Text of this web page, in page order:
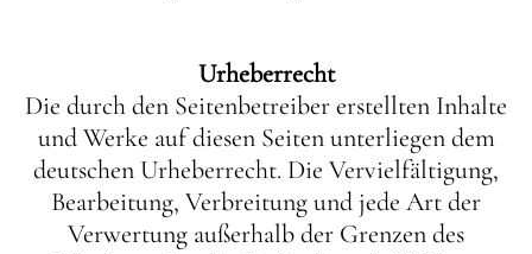
Urheberrecht
Die durch den Seitenbetreiber erstellten Inhalte
und Werke auf diesen Seiten unterliegen dem
deutschen Urheberrecht. Die Vervielfältigung,
Bearbeitung, Verbreitung und jede Art der
Verwertung außerhalb der Grenzen des